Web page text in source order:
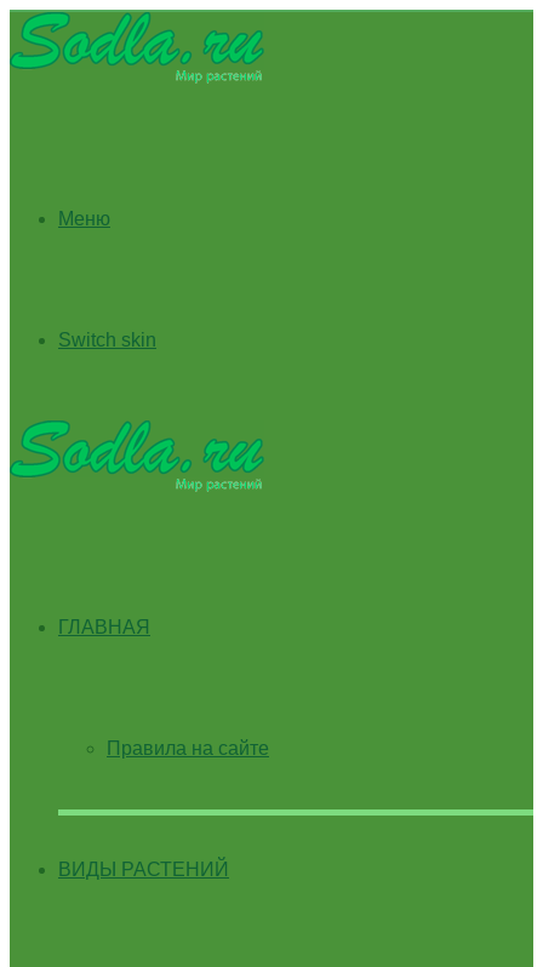
Меню
Switch skin
ГЛАВНАЯ
Правила на сайте
ВИДЫ РАСТЕНИЙ